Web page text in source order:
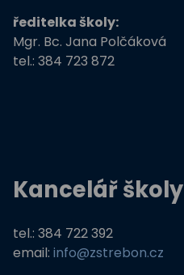
ředitelka školy:
Mgr. Bc. Jana Polčáková
tel.: 384 723 872
Kancelář školy
tel.: 384 722 392
email: info@zstrebon.cz